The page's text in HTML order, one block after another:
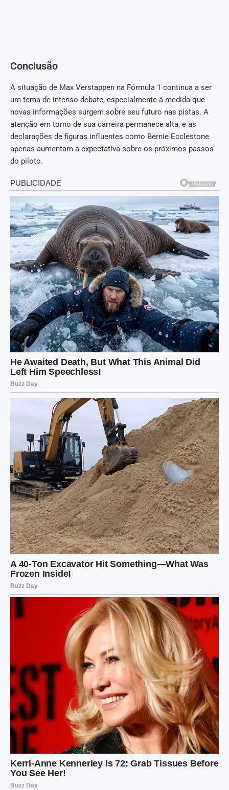
Conclusão
A situação de Max Verstappen na Fórmula 1 continua a ser
um tema de intenso debate, especialmente à medida que
novas informações surgem sobre seu futuro nas pistas. A
atenção em torno de sua carreira permanece alta, e as
declarações de figuras influentes como Bernie Ecclestone
apenas aumentam a expectativa sobre os próximos passos
do piloto.